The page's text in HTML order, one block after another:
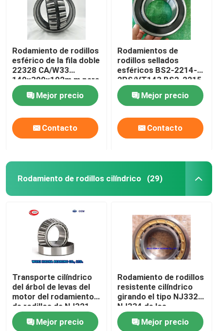
Rodamiento de rodillos
esférico de la fila doble
22328 CA/W33
140x300x102m m para
la trituradora
Mejor precio
Contacto
Rodamientos de
rodillos sellados
esféricos BS2-2214-
2RS/VT143 BS2-2215-
2RS/VT143
Mejor precio
Contacto
Rodamiento de rodillos cilíndrico (29)
Transporte cilíndrico
del árbol de levas del
motor del rodamiento
de rodillos de NJ321
NJ322 NJ324
120x260x55m m
Mejor precio
Rodamiento de rodillos
resistente cilíndrico
girando el tipo NJ332
NJ334 de los
transportes NJ
Mejor precio